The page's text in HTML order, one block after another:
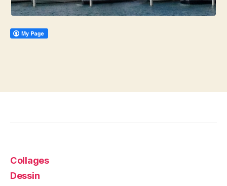
Collages
Dessin